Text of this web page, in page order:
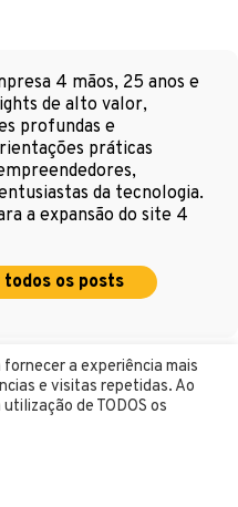
4 mãos, 25 anos e
de alto valor,
profundas e
práticas
da tecnologia.
a expansão do site 4
todos os posts
a experiência mais
e visitas repetidas. Ao
de TODOS os